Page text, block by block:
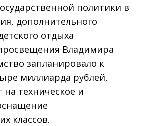
политики в
дополнительного
отдыха
Владимира
запланировало к
миллиарда рублей,
техническое и
классов.